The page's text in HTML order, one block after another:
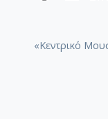
«Κεντρικό